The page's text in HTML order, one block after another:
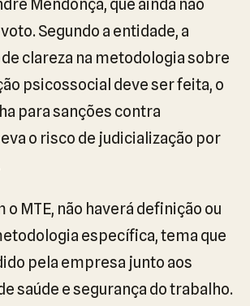
Mendonça, que ainda não
Segundo a entidade, a
clareza na metodologia sobre
psicossocial deve ser feita, o
para sanções contra
o risco de judicialização por
o MTE, não haverá definição ou
específica, tema que
pela empresa junto aos
saúde e segurança do trabalho.